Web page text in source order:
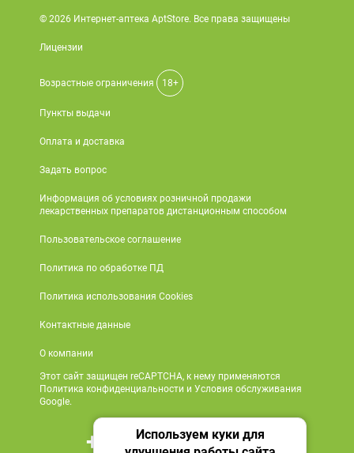
© 2026 Интернет-аптека AptStore. Все права защищены
Лицензии
Возрастные ограничения 18+
Пункты выдачи
Оплата и доставка
Задать вопрос
Информация об условиях розничной продажи
лекарственных препаратов дистанционным способом
Пользовательское соглашение
Политика по обработке ПД
Политика использования Cookies
Контактные данные
О компании
Этот сайт защищен reCAPTCHA, к нему применяются
Политика конфиденциальности и Условия обслуживания
Google.
+7 495 419 18 18
Используем куки для